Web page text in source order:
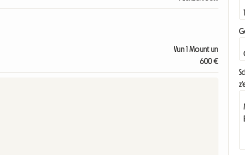
Vun 1 Mount un
600 €